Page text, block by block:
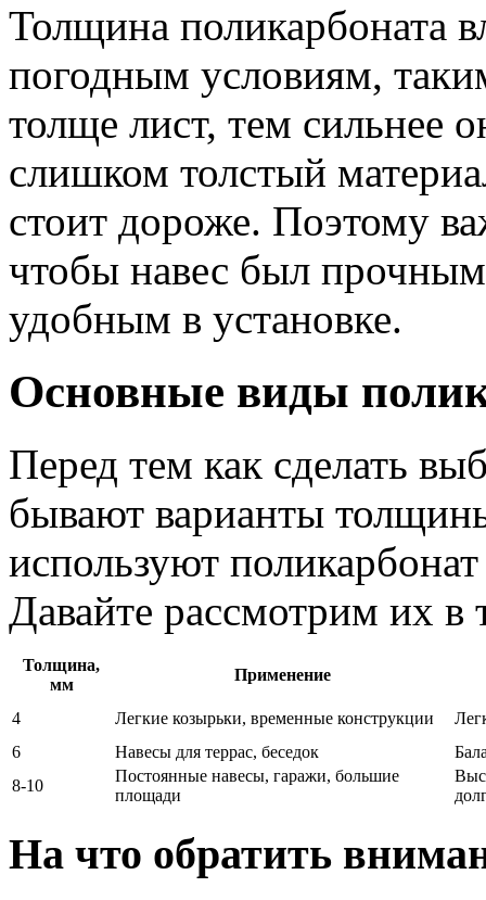
Толщина поликарбоната
погодным условиям,
толще лист, тем сильнее
слишком толстый
стоит дороже. Поэтому
чтобы навес был
удобным в установке.
Основные виды
Перед тем как сделать
бывают варианты
используют
Давайте рассмотрим их в
Толщина,
мм
Применение
4 Легкие козырьки, временные конструкции
6
Навесы для террас, беседок
8-10
Постоянные навесы, гаражи, большие
площади
На что обратить